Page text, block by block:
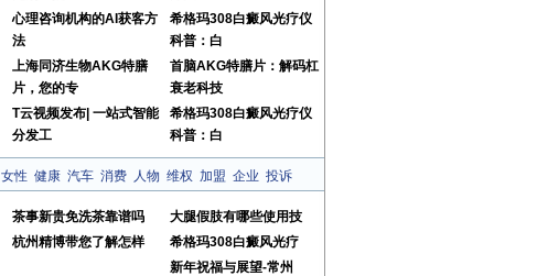
心理咨询机构的AI获客方
法
希格玛308白癜风光疗仪
科普：白
上海同济生物AKG特膳
片，您的专
首脑AKG特膳片：解码杠
衰老科技
T云视频发布| 一站式智能
分发工
希格玛308白癜风光疗仪
科普：白
女性 健康 汽车 消费 人物 维权 加盟 企业 投诉
茶事新贵免洗茶靠谱吗
大腿假肢有哪些使用技
杭州精博带您了解怎样
希格玛308白癜风光疗
新年祝福与展望-常州